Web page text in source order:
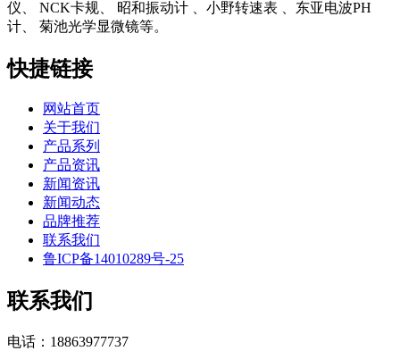
仪、 NCK卡规、 昭和振动计 、小野转速表 、东亚电波PH
计、 菊池光学显微镜等。
快捷链接
网站首页
关于我们
产品系列
产品资讯
新闻资讯
新闻动态
品牌推荐
联系我们
鲁ICP备14010289号-25
联系我们
电话：18863977737